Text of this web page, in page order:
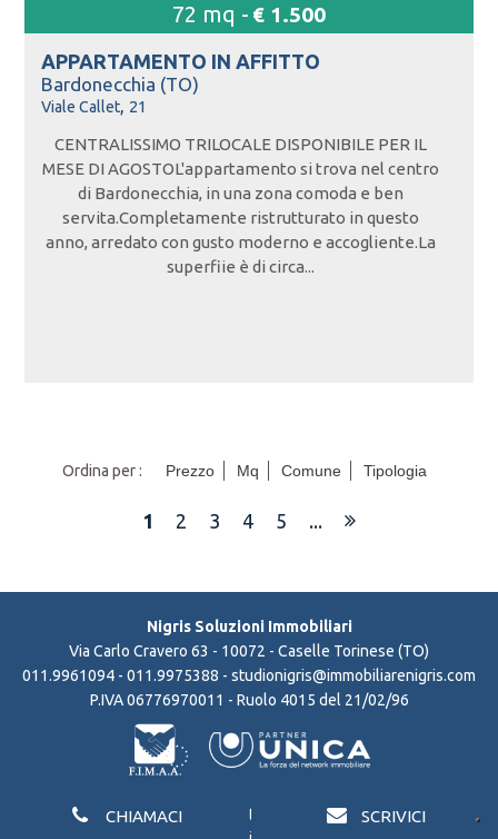
CHIAMACI SCRIVICI
72 mq - € 1.500
APPARTAMENTO IN AFFITTO
Bardonecchia (TO)
Viale Callet, 21
CENTRALISSIMO TRILOCALE DISPONIBILE PER IL
MESE DI AGOSTOL'appartamento si trova nel centro
di Bardonecchia, in una zona comoda e ben
servita.Completamente ristrutturato in questo
anno, arredato con gusto moderno e accogliente.La
superfiie è di circa...
1 2 3 4 5 ...
Ordina per : Prezzo Mq Comune Tipologia
Nigris Soluzioni Immobiliari
Via Carlo Cravero 63 - 10072 - Caselle Torinese (TO)
011.9961094 - 011.9975388 - studionigris@immobiliarenigris.com
P.IVA 06776970011 - Ruolo 4015 del 21/02/96
/Privacy Policy/ / Powered ByGestim/ Copyright